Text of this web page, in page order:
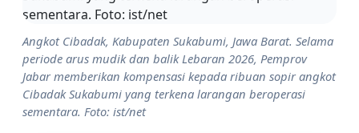
Angkot Cibadak, Kabupaten Sukabumi, Jawa Barat. Selama
periode arus mudik dan balik Lebaran 2026, Pemprov
Jabar memberikan kompensasi kepada ribuan sopir angkot
Cibadak Sukabumi yang terkena larangan beroperasi
sementara. Foto: ist/net